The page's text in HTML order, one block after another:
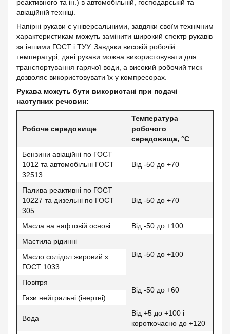
реактивного та ін.) в автомобільній, господарській та
авіаційній техніці.
Напірні рукави є універсальними, завдяки своїм технічним
характеристикам можуть замінити широкий спектр рукавів
за іншими ГОСТ і ТУУ. Завдяки високій робочій
температурі, дані рукави можна використовувати для
транспортування гарячої води, а високий робочий тиск
дозволяє використовувати їх у компресорах.
Рукава можуть бути використані при подачі
наступних речовин:
Робоче середовище
Температура
робочого
середовища, °С
Бензини авіаційні по ГОСТ
1012 та автомобільні ГОСТ
32513
Від -50 до +70
Палива реактивні по ГОСТ
10227 та дизельні по ГОСТ
305
Від -50 до +70
Масла на нафтовій основі
Від -50 до +100
Мастила рідинні
Від -50 до +100
Масло солідол жировий з
ГОСТ 1033
Повітря
Від -50 до +60
Гази нейтральні (інертні)
Вода
Від +5 до +100 і
короткочасно до +120